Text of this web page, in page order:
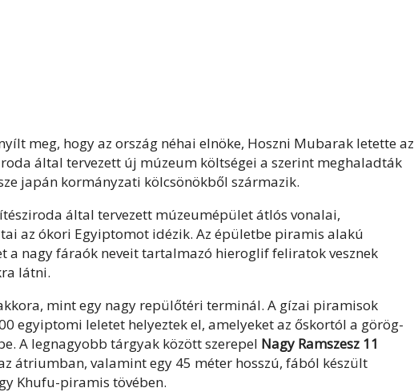
meg, hogy az ország néhai elnöke, Hoszni Mubarak letette az
által tervezett új múzeum költségei a szerint meghaladták
japán kormányzati kölcsönökből származik.
által tervezett múzeumépület átlós vonalai,
az ókori Egyiptomot idézik. Az épületbe piramis alakú
a nagy fáraók neveit tartalmazó hieroglif feliratok vesznek
látni.
mint egy nagy repülőtéri terminál. A gízai piramisok
egyiptomi leletet helyeztek el, amelyeket az őskortól a görög-
A legnagyobb tárgyak között szerepel Nagy Ramszesz 11
átriumban, valamint egy 45 méter hosszú, fából készült
Khufu-piramis tövében.